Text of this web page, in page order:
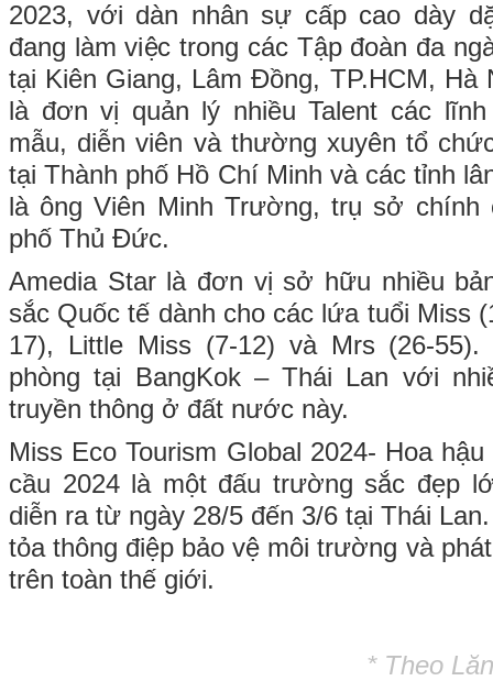
2023, với dàn nhân sự cấp cao dày
đang làm việc trong các Tập đoàn đa
tại Kiên Giang, Lâm Đồng, TP.HCM, Hà
là đơn vị quản lý nhiều Talent các
mẫu, diễn viên và thường xuyên tổ
tại Thành phố Hồ Chí Minh và các tỉnh
là ông Viên Minh Trường, trụ sở chính
phố Thủ Đức.
Amedia Star là đơn vị sở hữu nhiều
sắc Quốc tế dành cho các lứa tuổi Miss
17), Little Miss (7-12) và Mrs (26-
phòng tại BangKok – Thái Lan với
truyền thông ở đất nước này.
Miss Eco Tourism Global 2024- Hoa
cầu 2024 là một đấu trường sắc đẹp
diễn ra từ ngày 28/5 đến 3/6 tại Thái
tỏa thông điệp bảo vệ môi trường và
trên toàn thế giới.
* Theo